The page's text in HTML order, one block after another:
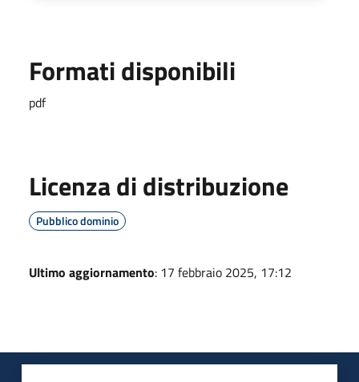
Formati disponibili
pdf
Licenza di distribuzione
Pubblico dominio
Ultimo aggiornamento: 17 febbraio 2025, 17:12